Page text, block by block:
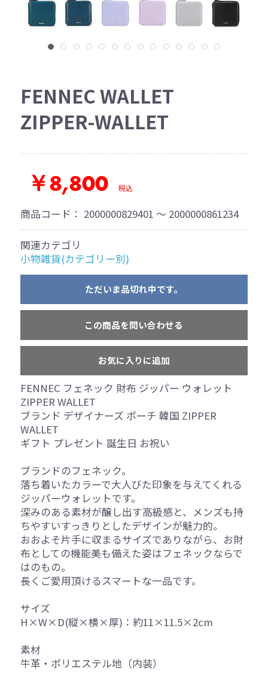
FENNEC WALLET
ZIPPER-WALLET
￥8,800 税込
商品コード： 2000000829401 ～ 2000000861234
関連カテゴリ
小物雑貨(カテゴリー別)
ただいま品切れ中です。
この商品を問い合わせる
お気に入りに追加
FENNEC フェネック 財布 ジッパー ウォレット
ZIPPER WALLET
ブランド デザイナーズ ポーチ 韓国 ZIPPER
WALLET
ギフト プレゼント 誕生日 お祝い
ブランドのフェネック。
落ち着いたカラーで大人びた印象を与えてくれる
ジッパーウォレットです。
深みのある素材が醸し出す高級感と、メンズも持
ちやすいすっきりとしたデザインが魅力的。
おおよそ片手に収まるサイズでありながら、お財
布としての機能美も備えた姿はフェネックならで
はのもの。
長くご愛用頂けるスマートな一品です。
サイズ
H×W×D(縦×横×厚)：約11×11.5×2cm
素材
牛革・ポリエステル地（内装）